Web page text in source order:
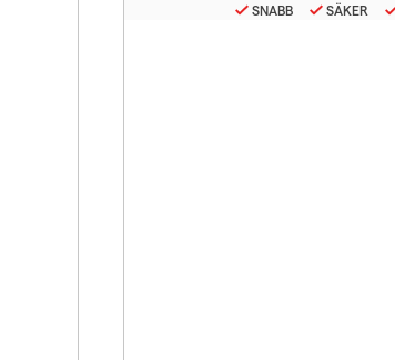
SNABB SÄKER